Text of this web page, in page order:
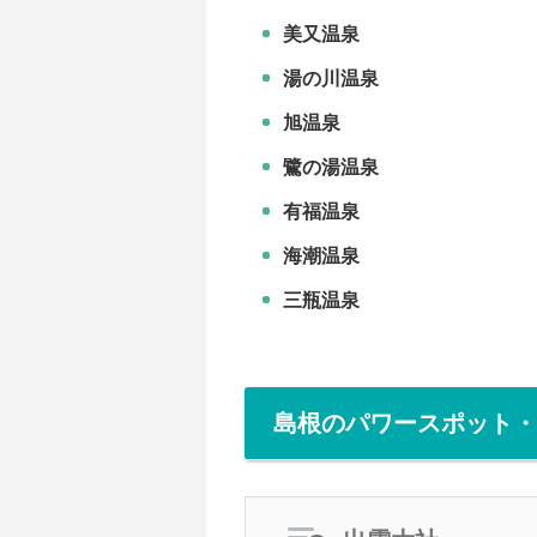
美又温泉
湯の川温泉
旭温泉
鷺の湯温泉
有福温泉
海潮温泉
三瓶温泉
島根のパワースポット